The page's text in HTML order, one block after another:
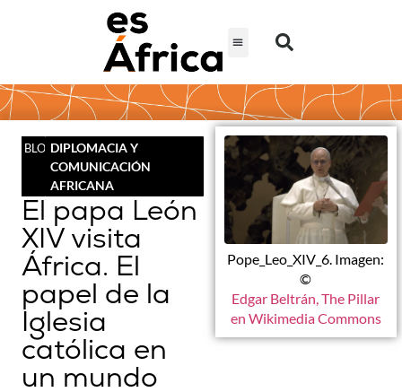
BLOGDIPLOMACIA Y
COMUNICACIÓN
AFRICANA
El papa León
XIV visita
África. El
papel de la
Iglesia
católica en
un mundo
Pope_Leo_XIV_6. Imagen:
©
Edgar Beltrán, The Pillar
en Wikimedia Commons